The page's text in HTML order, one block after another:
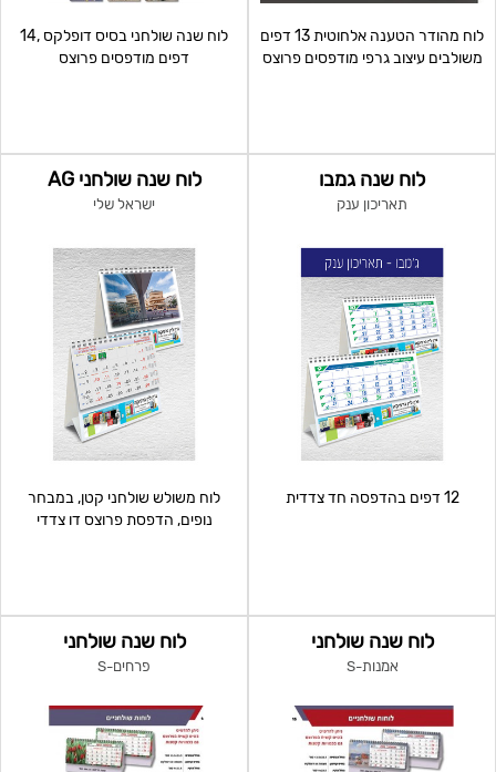
לוח מהודר הטענה אלחוטית 13 דפים
משולבים עיצוב גרפי מודפסים פרוצס
לוח שנה שולחני בסיס דופלקס ,14
דפים מודפסים פרוצס
לוח שנה גמבו
תאריכון ענק
12 דפים בהדפסה חד צדדית
לוח שנה שולחני AG
ישראל שלי
לוח משולש שולחני קטן, במבחר
נופים, הדפסת פרוצס דו צדדי
לוח שנה שולחני
אמנות-S
לוח שנה שולחני
פרחים-S